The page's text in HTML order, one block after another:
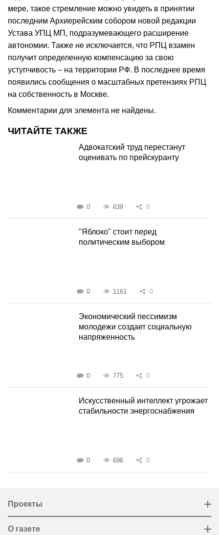
мере, такое стремление можно увидеть в принятии
последним Архиерейским собором новой редакции
Устава УПЦ МП, подразумевающего расширение
автономии. Также не исключается, что РПЦ взамен
получит определенную компенсацию за свою
уступчивость – на территории РФ. В последнее время
появились сообщения о масштабных претензиях РПЦ
на собственность в Москве.
Комментарии для элемента не найдены.
ЧИТАЙТЕ ТАКЖЕ
Адвокатский труд перестанут
оценивать по прейскуранту
0 639 0
"Яблоко" стоит перед
политическим выбором
0 1161 0
Экономический пессимизм
молодежи создает социальную
напряженность
0 775 0
Искусственный интеллект угрожает
стабильности энергоснабжения
0 696 0
Проекты
О газете